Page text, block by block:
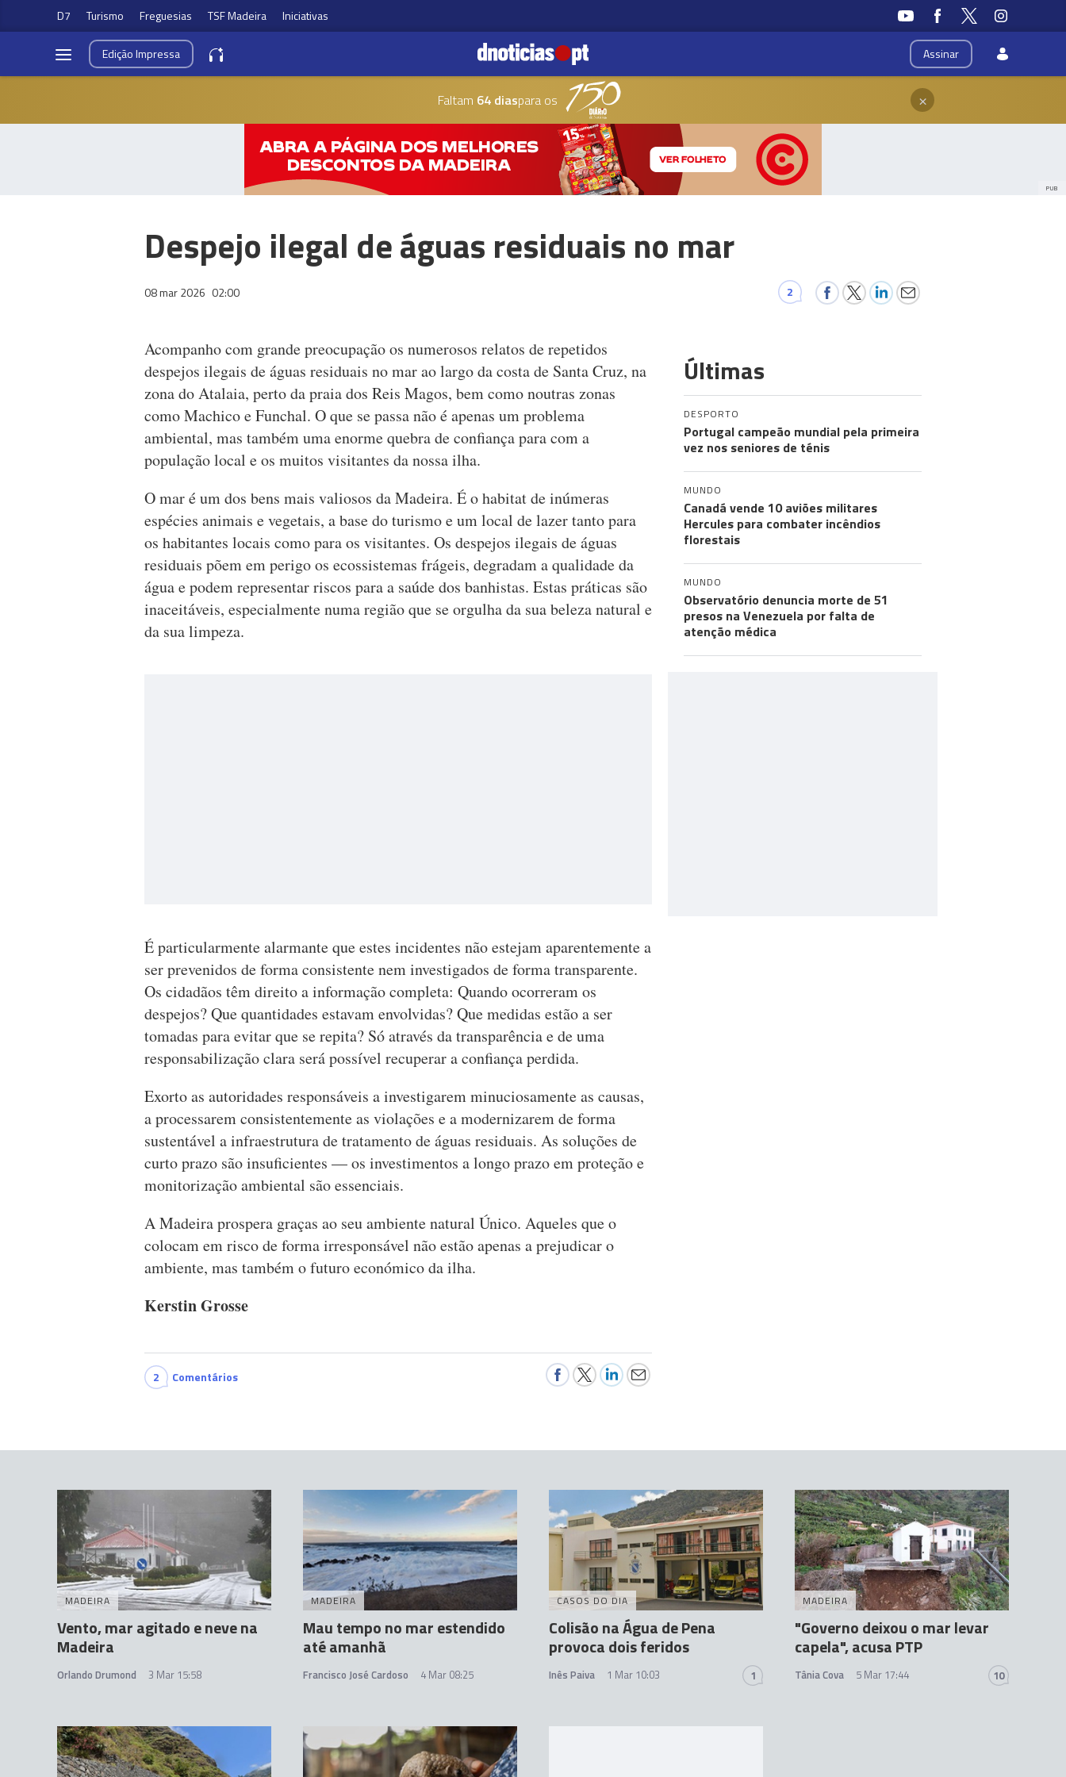
D7 Turismo Freguesias TSF Madeira Iniciativas
Assinar
EdiçãoImpressa
Faltam 64 diaspara os ×
PUB
Despejo ilegal de águas residuais no mar
08 mar 2026 02:00 2
Acompanho com grande preocupação os numerosos relatos de repetidos
despejos ilegais de águas residuais no mar ao largo da costa de Santa Cruz, na
zona do Atalaia, perto da praia dos Reis Magos, bem como noutras zonas
como Machico e Funchal. O que se passa não é apenas um problema
ambiental, mas também uma enorme quebra de confiança para com a
população local e os muitos visitantes da nossa ilha.
O mar é um dos bens mais valiosos da Madeira. É o habitat de inúmeras
espécies animais e vegetais, a base do turismo e um local de lazer tanto para
os habitantes locais como para os visitantes. Os despejos ilegais de águas
residuais põem em perigo os ecossistemas frágeis, degradam a qualidade da
água e podem representar riscos para a saúde dos banhistas. Estas práticas são
inaceitáveis, especialmente numa região que se orgulha da sua beleza natural e
da sua limpeza.
É particularmente alarmante que estes incidentes não estejam aparentemente a
ser prevenidos de forma consistente nem investigados de forma transparente.
Os cidadãos têm direito a informação completa: Quando ocorreram os
despejos? Que quantidades estavam envolvidas? Que medidas estão a ser
tomadas para evitar que se repita? Só através da transparência e de uma
responsabilização clara será possível recuperar a confiança perdida.
Exorto as autoridades responsáveis a investigarem minuciosamente as causas,
a processarem consistentemente as violações e a modernizarem de forma
sustentável a infraestrutura de tratamento de águas residuais. As soluções de
curto prazo são insuficientes — os investimentos a longo prazo em proteção e
monitorização ambiental são essenciais.
A Madeira prospera graças ao seu ambiente natural Único. Aqueles que o
colocam em risco de forma irresponsável não estão apenas a prejudicar o
ambiente, mas também o futuro económico da ilha.
Kerstin Grosse
2 Comentários
Últimas
DESPORTO
Portugal campeão mundial pela primeira
vez nos seniores de ténis
MUNDO
Canadá vende 10 aviões militares
Hercules para combater incêndios
florestais
MUNDO
Observatório denuncia morte de 51
presos na Venezuela por falta de
atenção médica
MADEIRA
Vento, mar agitado e neve na
Madeira
Orlando Drumond 3 Mar 15:58
MADEIRA
Mau tempo no mar estendido
até amanhã
Francisco José Cardoso 4 Mar 08:25
CASOS DO DIA
Colisão na Água de Pena
provoca dois feridos
Inês Paiva 1 Mar 10:03 1
MADEIRA
"Governo deixou o mar levar
capela", acusa PTP
Tânia Cova 5 Mar 17:44 10